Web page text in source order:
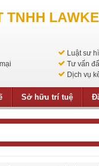
TNHH
Luật sư
Tư vấn
Dịch vụ
Sở hữu trí tuệ